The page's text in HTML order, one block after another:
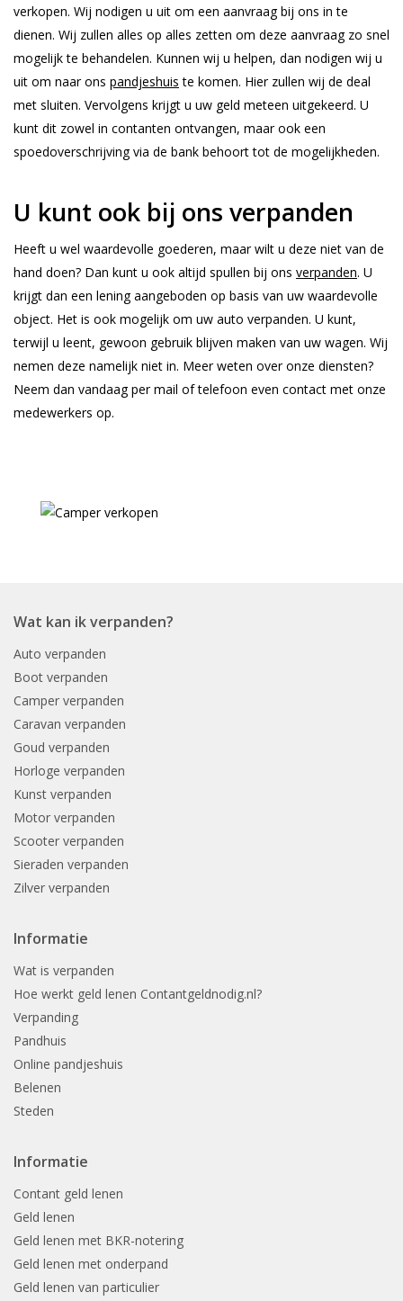
verkopen. Wij nodigen u uit om een aanvraag bij ons in te
dienen. Wij zullen alles op alles zetten om deze aanvraag zo snel
mogelijk te behandelen. Kunnen wij u helpen, dan nodigen wij u
uit om naar ons pandjeshuis te komen. Hier zullen wij de deal
met sluiten. Vervolgens krijgt u uw geld meteen uitgekeerd. U
kunt dit zowel in contanten ontvangen, maar ook een
spoedoverschrijving via de bank behoort tot de mogelijkheden.
U kunt ook bij ons verpanden
Heeft u wel waardevolle goederen, maar wilt u deze niet van de
hand doen? Dan kunt u ook altijd spullen bij ons verpanden. U
krijgt dan een lening aangeboden op basis van uw waardevolle
object. Het is ook mogelijk om uw auto verpanden. U kunt,
terwijl u leent, gewoon gebruik blijven maken van uw wagen. Wij
nemen deze namelijk niet in. Meer weten over onze diensten?
Neem dan vandaag per mail of telefoon even contact met onze
medewerkers op.
Wat kan ik verpanden?
Auto verpanden
Boot verpanden
Camper verpanden
Caravan verpanden
Goud verpanden
Horloge verpanden
Kunst verpanden
Motor verpanden
Scooter verpanden
Sieraden verpanden
Zilver verpanden
Informatie
Wat is verpanden
Hoe werkt geld lenen Contantgeldnodig.nl?
Verpanding
Pandhuis
Online pandjeshuis
Belenen
Steden
Informatie
Contant geld lenen
Geld lenen
Geld lenen met BKR-notering
Geld lenen met onderpand
Geld lenen van particulier